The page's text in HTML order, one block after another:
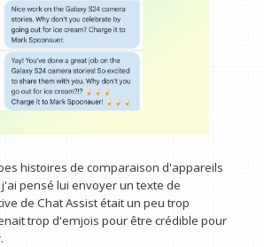
histoires de comparaison d'appareils
pensé lui envoyer un texte de
de Chat Assist était un peu trop
trop d'emjois pour être crédible pour